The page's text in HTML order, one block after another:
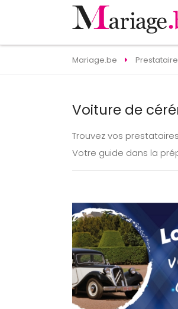
Mariage.be
Voiture de
Trouvez vos
Votre guide dans la